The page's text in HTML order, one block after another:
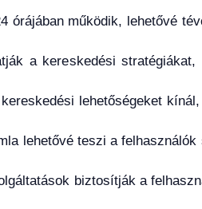
órájában működik, lehetővé
a kereskedési
lehetőségeket
lehetővé teszi a
biztosítják a